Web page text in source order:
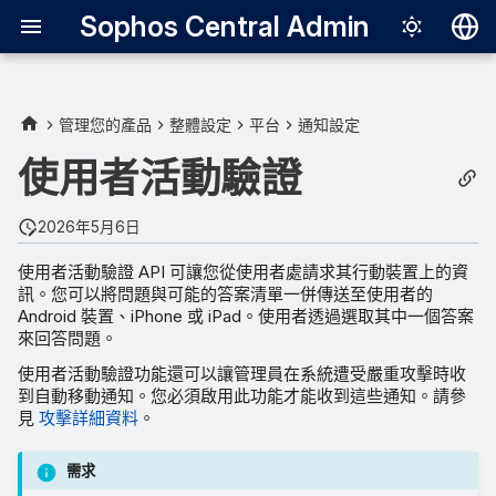
Sophos Central Admin
Italiano
日本語
한국어
中文（繁體）
使用者活動驗證狀態
管理您的產品 整體設定 平台 通知設定
使用者活動驗證
2026年5月6日
使用者活動驗證 API 可讓您從使用者處請求其行動裝置上的資
訊。您可以將問題與可能的答案清單一併傳送至使用者的
Android 裝置、iPhone 或 iPad。使用者透過選取其中一個答案
來回答問題。
使用者活動驗證功能還可以讓管理員在系統遭受嚴重攻擊時收
到自動移動通知。您必須啟用此功能才能收到這些通知。請參
見 攻擊詳細資料 。
需求